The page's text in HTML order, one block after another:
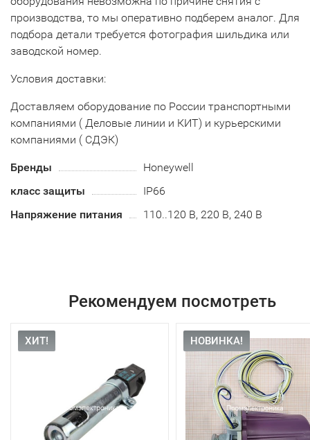
производства, то мы оперативно подберем аналог. Для
подбора детали требуется фотография шильдика или
заводской номер.
Условия доставки:
Доставляем оборудование по России транспортными
компаниями ( Деловые линии и КИТ) и курьерскими
компаниями ( СДЭК)
Бренды
Honeywell
класс защиты
IP66
Напряжение питания
110..120 В, 220 В, 240 В
Рекомендуем посмотреть
ХИТ! НОВИНКА!